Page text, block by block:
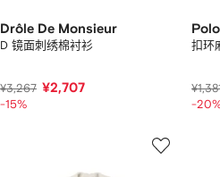
Drôle De Monsieur
D 镜面刺绣棉衬衫
¥3,267 ¥2,707
-15%
扣环
-